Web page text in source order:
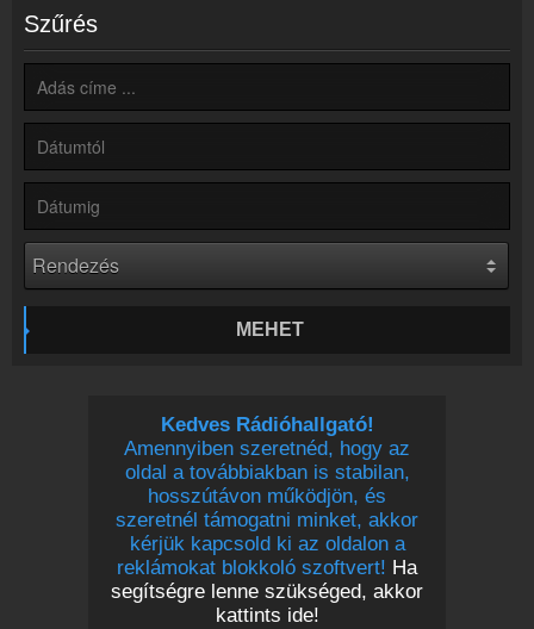
Jazzy Rádió kapcsolatos hírek
Kapcsolat
Írj nekünk!
Partnerek
Rádiós partnerek
Rádió beágyazás
Ágyazd be weboldaladba
Online rádió készítés
Készítés lépésről lépésre
Szűrés
MEHET
Kedves Rádióhallgató!
Amennyiben szeretnéd, hogy az
oldal a továbbiakban is stabilan,
hosszútávon működjön, és
szeretnél támogatni minket, akkor
kérjük kapcsold ki az oldalon a
reklámokat blokkoló szoftvert! Ha
segítségre lenne szükséged, akkor
kattints ide!